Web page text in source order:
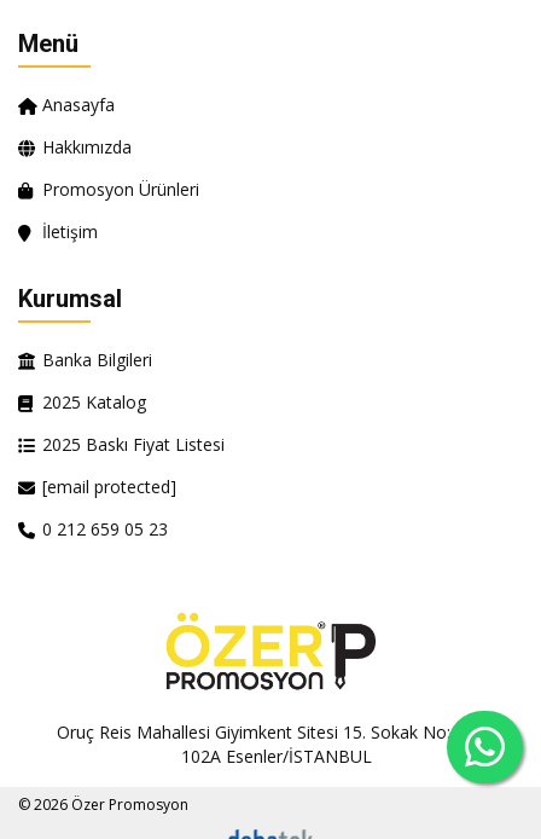
Menü
Anasayfa
Hakkımızda
Promosyon Ürünleri
İletişim
Kurumsal
Banka Bilgileri
2025 Katalog
2025 Baskı Fiyat Listesi
[email protected]
0 212 659 05 23
Oruç Reis Mahallesi Giyimkent Sitesi 15. Sokak No:100A-
102A Esenler/İSTANBUL
© 2026 Özer Promosyon